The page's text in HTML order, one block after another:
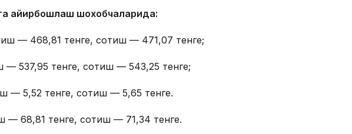
айирбошлаш шохобчаларида:
— 468,81 тенге, сотиш — 471,07 тенге;
537,95 тенге, сотиш — 543,25 тенге;
— 5,52 тенге, сотиш — 5,65 тенге.
— 68,81 тенге, сотиш — 71,34 тенге.